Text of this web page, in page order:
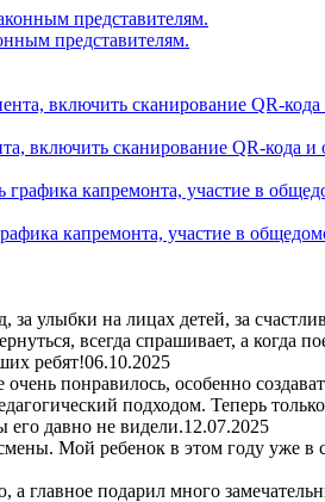
представителям.
включить сканирование QR-кода и
капремонта, участие в
улыбки на лицах детей, за
всегда спрашивает, а когда
ребят!06.10.2025
понравилось, особенно
подходом. Теперь
давно не видели.12.07.2025
Мой ребенок в этом году уже в
главное подарил много